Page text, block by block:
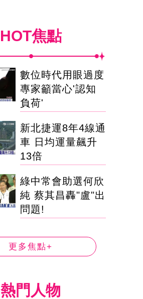
HOT焦點
數位時代用眼過度
專家籲當心'認知
負荷'
新北捷運8年4線通
車 日均運量飆升
13倍
綠中常會助選何欣
純 蔡其昌轟"盧"出
問題!
更多焦點+
熱門人物